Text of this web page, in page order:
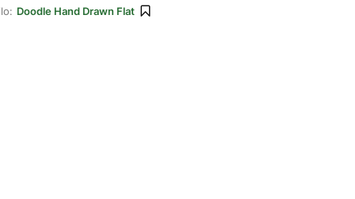
Doodle Hand Drawn Flat